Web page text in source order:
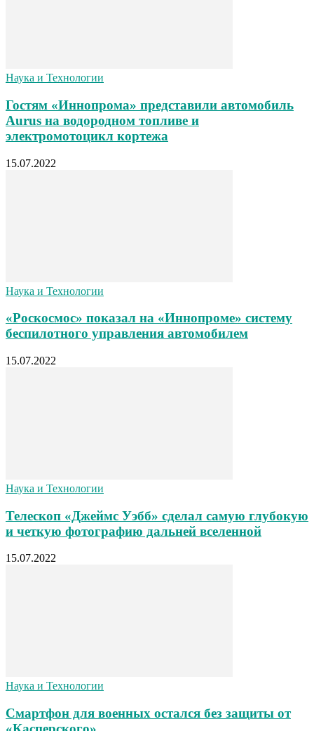
Наука и Технологии
Гостям «Иннопрома» представили автомобиль
Aurus на водородном топливе и
электромотоцикл кортежа
15.07.2022
Наука и Технологии
«Роскосмос» показал на «Иннопроме» систему
беспилотного управления автомобилем
15.07.2022
Наука и Технологии
Телескоп «Джеймс Уэбб» сделал самую глубокую
и четкую фотографию дальней вселенной
15.07.2022
Наука и Технологии
Смартфон для военных остался без защиты от